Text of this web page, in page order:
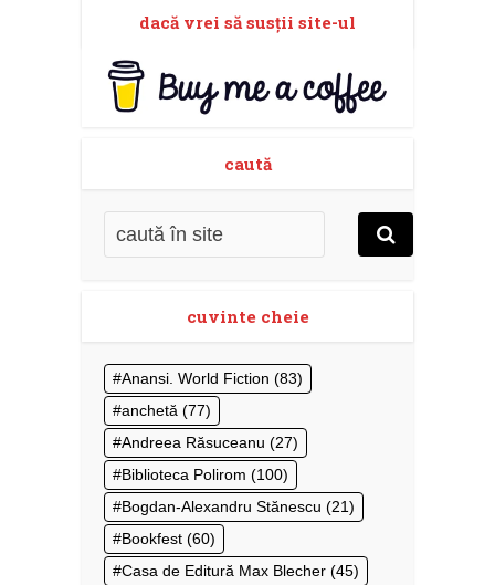
dacă vrei să susţii site-ul
caută
cuvinte cheie
Anansi. World Fiction (83)
anchetă (77)
Andreea Răsuceanu (27)
Biblioteca Polirom (100)
Bogdan-Alexandru Stănescu (21)
Bookfest (60)
Casa de Editură Max Blecher (45)